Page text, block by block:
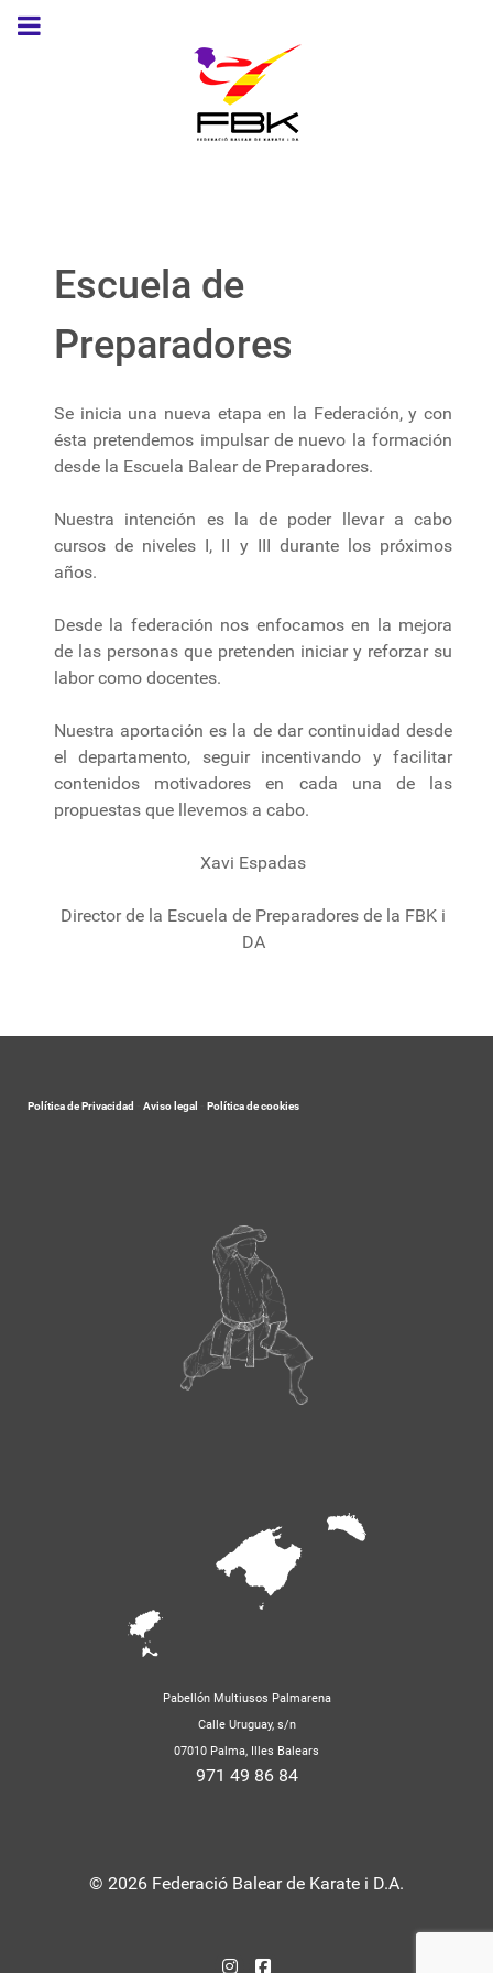
Escuela de
Preparadores
Se inicia una nueva etapa en la Federación, y con
ésta pretendemos impulsar de nuevo la formación
desde la Escuela Balear de Preparadores.
Nuestra intención es la de poder llevar a cabo
cursos de niveles I, II y III durante los próximos
años.
Desde la federación nos enfocamos en la mejora
de las personas que pretenden iniciar y reforzar su
labor como docentes.
Nuestra aportación es la de dar continuidad desde
el departamento, seguir incentivando y facilitar
contenidos motivadores en cada una de las
propuestas que llevemos a cabo.
Xavi Espadas
Director de la Escuela de Preparadores de la FBK i
DA
Política de Privacidad Aviso legal Política de cookies
Pabellón Multiusos Palmarena
Calle Uruguay, s/n
07010 Palma, Illes Balears
971 49 86 84
© 2026 Federació Balear de Karate i D.A.